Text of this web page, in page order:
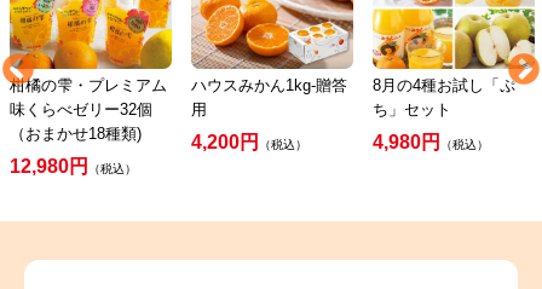
ハウスみかん1kg-贈答
用
4,200円（税込）
8月の4種お試し「ぷ
ち」セット
4,980円 （税込）
旬柑氷結・ぷち冷凍み
かん3kg（48～77個）
4,900円 （税込）